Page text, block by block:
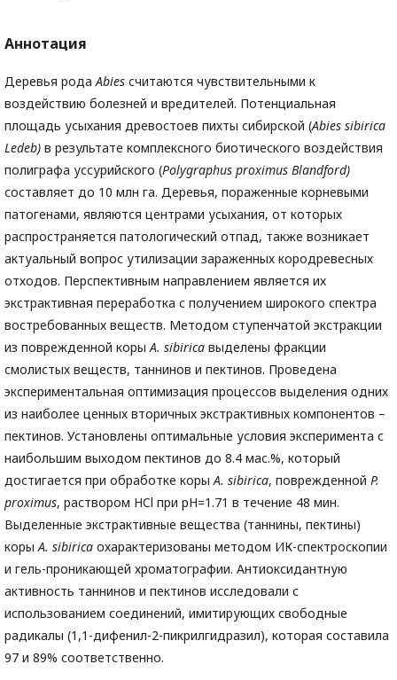
Аннотация
Деревья родаAbies считаются чувствительными к
воздействию болезней и вредителей. Потенциальная
площадь усыхания древостоев пихты сибирской (Abies sibirica
Ledeb) в результате комплексного биотического воздействия
полиграфа уссурийского (Polygraphus proximus Blandford)
составляет до 10 млн га. Деревья, пораженные корневыми
патогенами, являются центрами усыхания, от которых
распространяется патологический отпад, также возникает
актуальный вопрос утилизации зараженных кородревесных
отходов. Перспективным направлением является их
экстрактивная переработка с получением широкого спектра
востребованных веществ. Методом ступенчатой экстракции
из поврежденной корыA. sibirica выделены фракции
смолистых веществ, таннинов и пектинов. Проведена
экспериментальная оптимизация процессов выделения одних
из наиболее ценных вторичных экстрактивных компонентов –
пектинов. Установлены оптимальные условия эксперимента с
наибольшим выходом пектинов до 8.4 мас.%, который
достигается при обработке корыA. sibirica, поврежденной P.
proximus, раствором HCl при pH=1.71 в течение 48 мин.
Выделенные экстрактивные вещества (таннины, пектины)
корыA. sibirica охарактеризованы методом ИК-спектроскопии
и гель-проникающей хроматографии. Антиоксидантную
активность таннинов и пектинов исследовали с
использованием соединений, имитирующих свободные
радикалы (1,1-дифенил-2-пикрилгидразил), которая составила
97 и 89% соответственно.